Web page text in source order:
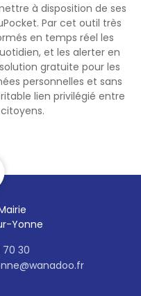
à disposition de ses
Par cet outil très
en temps réel les
et les alerter en
gratuite pour les
personnelles et sans
lien privilégié entre
Yonne
70 30